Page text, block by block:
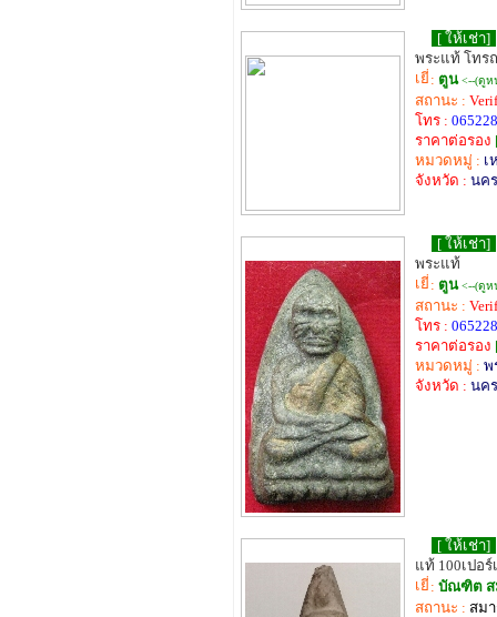
[ ให้เช่า]
พระแท้ โทร
: ตูน <--(ดูห
สถานะ :
โทร :
ราคาต่อรอง
หมวดหมู่ : เ
จังหวัด : นค
[ ให้เช่า]
พระแท้
: ตูน <--(ดูห
สถานะ :
โทร :
ราคาต่อรอง
หมวดหมู่ : พ
จังหวัด : นค
[ ให้เช่า]
แท้ 100เปอ
: บัณฑิต ส
สถานะ : สม